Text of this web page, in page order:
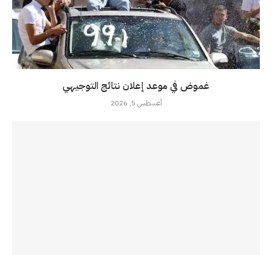
غموض في موعد إعلان نتائج التوجيهي
أغسطس 5, 2026